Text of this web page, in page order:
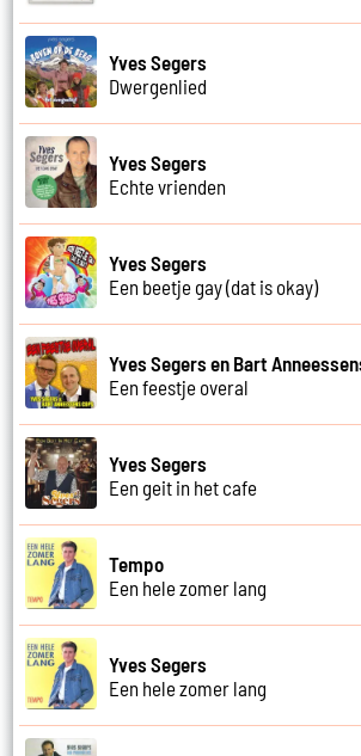
Yves Segers
Dwergenlied
Yves Segers
Echte vrienden
Yves Segers
Een beetje gay (dat is okay)
Yves Segers en Bart
Een feestje overal
Yves Segers
Een geit in het cafe
Tempo
Een hele zomer lang
Yves Segers
Een hele zomer lang